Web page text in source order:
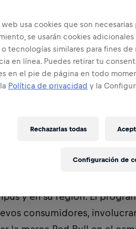
más dinámico e
y su trabajo es promover la
y en su región. El
consumidores,
web usa cookies que son
se usarán cookies
tecnologías similares para fines
en línea. Puedes retirar tu
en el pie de página en todo
Política de privacidad y la
Rechazarlas todas
Configuración de